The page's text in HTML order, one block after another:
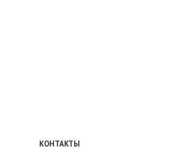
КОНТАКТЫ